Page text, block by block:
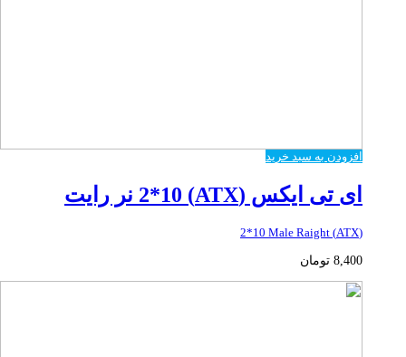
افزودن به سبد خرید
ای تی ایکس (ATX) 2*10 نر رایت
(ATX) 2*10 Male Raight
8,400 تومان